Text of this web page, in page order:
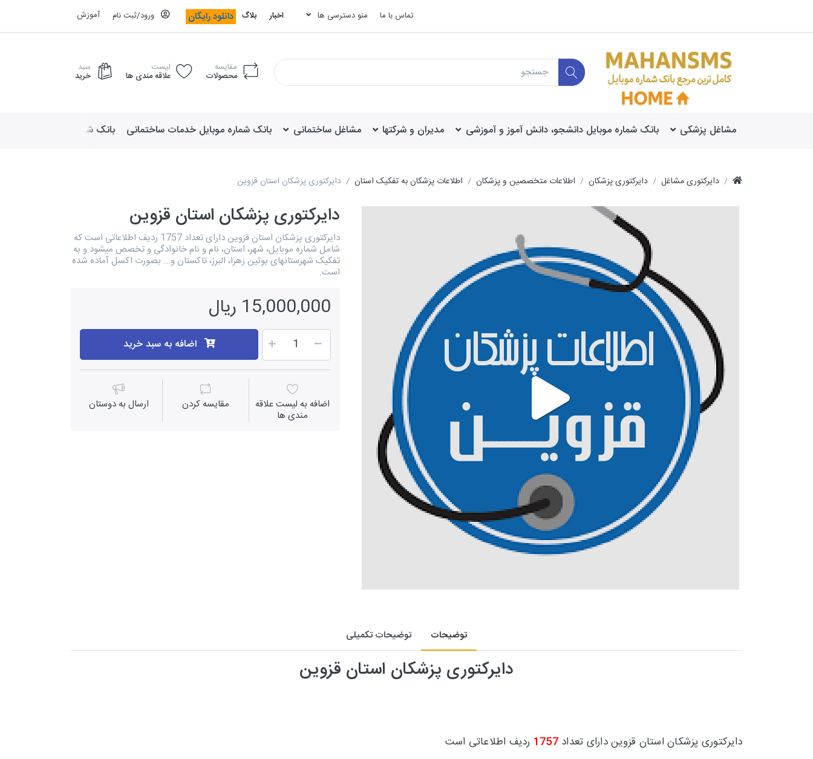
تماس با ما منو دسترسی ها اخبار بلاگ دانلود رایگان ورود/ثبت نام آموزش
مقایسه
محصولات
لیست
علاقه مندی ها
سبد
خرید
مشاغل پزشکی بانک شماره موبایل دانشجو، دانش آموز و آموزشی مدیران و شرکتها مشاغل ساختمانی بانک شماره موبایل خدمات ساختمانی بانک شماره موبایل لوازم
دایرکتوری مشاغل دایرکتوری پزشکان اطلاعات متخصصین و پزشکان اطلاعات پزشکان به تفکیک استان دایرکتوری پزشکان استان قزوین
دایرکتوری پزشکان استان قزوین
دایرکتوری پزشکان استان قزوین دارای تعداد 1757 ردیف اطلاعاتی است که
شامل شماره موبایل، شهر، استان، نام و نام خانوادگی و تخصص میشود و به
تفکیک شهرستانهای بوئين زهرا، البرز، تاکستان و... بصورت اکسل آماده شده
است.
15,000,000 ریال
اضافه به سبد خرید
اضافه به لیست علاقه
مندی ها
مقايسه كردن ارسال به دوستان
توضیحات توضیحات تکمیلی
دایرکتوری پزشکان استان قزوین
دایرکتوری پزشکان استان قزوین دارای تعداد1757 ردیف اطلاعاتی است